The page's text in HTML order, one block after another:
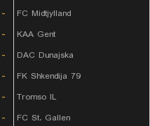
-
FC Midtjylland
-
KAA Gent
-
DAC Dunajska
-
FK Shkendija 79
-
Tromso IL
-
FC St. Gallen